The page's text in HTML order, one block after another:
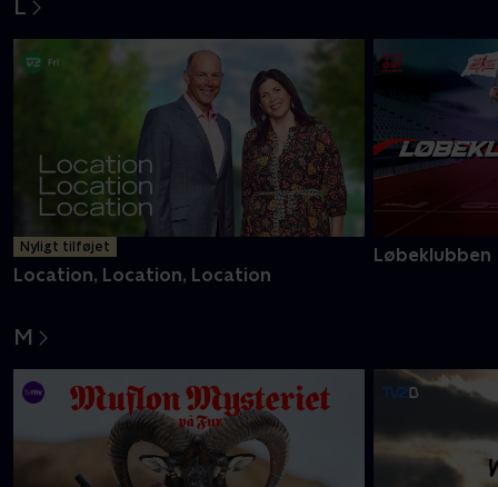
Købmænd og kærlighed Kirstens vilde
Location, Location, Location
Løbeklubben